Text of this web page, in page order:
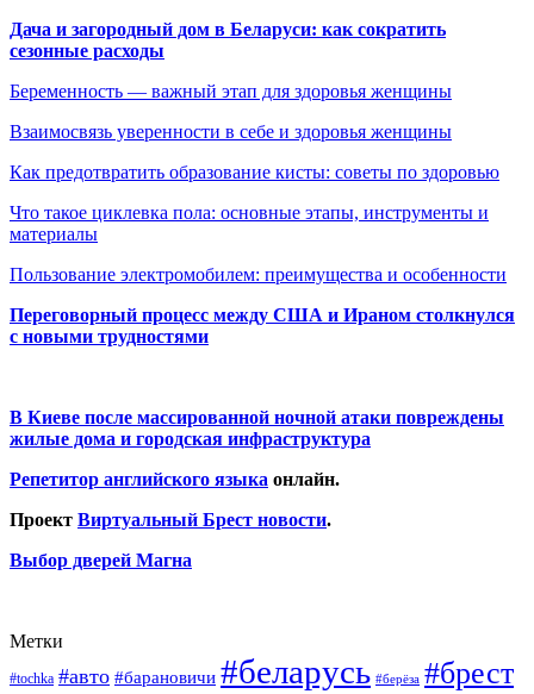
Дача и загородный дом в Беларуси: как сократить
сезонные расходы
Беременность — важный этап для здоровья женщины
Взаимосвязь уверенности в себе и здоровья женщины
Как предотвратить образование кисты: советы по здоровью
Что такое циклевка пола: основные этапы, инструменты и
материалы
Пользование электромобилем: преимущества и особенности
Переговорный процесс между США и Ираном столкнулся
с новыми трудностями
В Киеве после массированной ночной атаки повреждены
жилые дома и городская инфраструктура
Репетитор английского языка онлайн.
Проект Виртуальный Брест новости.
Выбор дверей Магна
Метки
#tochka #авто #барановичи #беларусь #берёза #брест